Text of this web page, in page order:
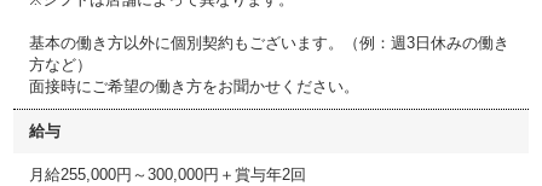
基本の働き方以外に個別契約もございます。（例：週3日休みの働き
方など）
面接時にご希望の働き方をお聞かせください。
給与
月給255,000円～300,000円＋賞与年2回